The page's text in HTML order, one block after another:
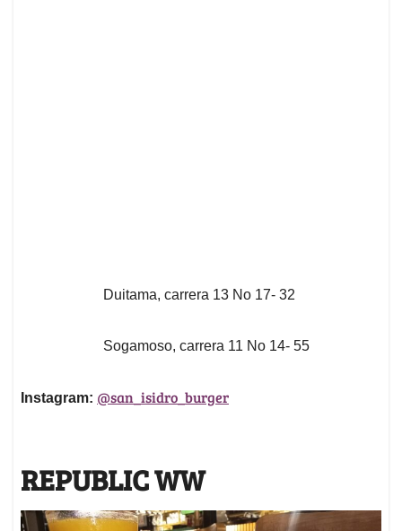
Duitama, carrera 13 No 17- 32
Sogamoso, carrera 11 No 14- 55
Instagram: @san_isidro_burger
REPUBLIC WW